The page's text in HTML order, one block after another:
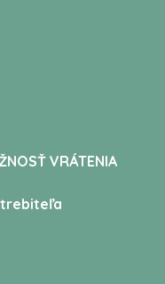
VRÁTENIA